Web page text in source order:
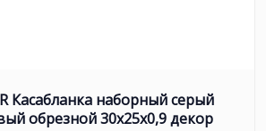
Касабланка наборный серый
обрезной 30x25x0,9 декор